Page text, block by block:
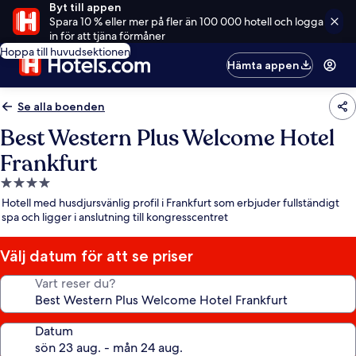
Byt till appen
Spara 10 % eller mer på fler än 100 000 hotell och logga
in för att tjäna förmåner
Hoppa till huvudsektionen
Hämta appen
Se alla boenden
Best Western Plus Welcome Hotel
Frankfurt
4.0-
stjärnigt
boende
Hotell med husdjursvänlig profil i Frankfurt som erbjuder fullständigt
spa och ligger i anslutning till kongresscentret
Välj datum för att se priser
Vart reser du?
Datum